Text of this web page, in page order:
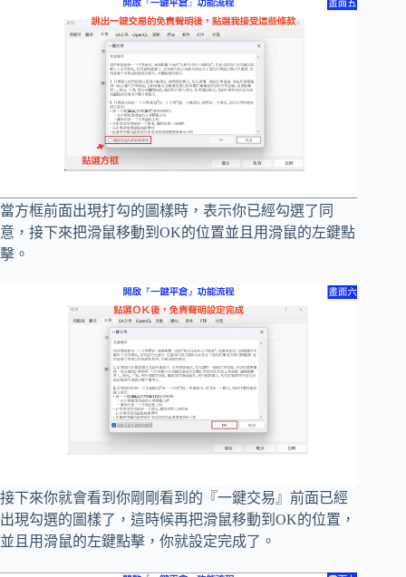
當方框前面出現打勾的圖樣時，表示你已經勾選了同
意，接下來把滑鼠移動到OK的位置並且用滑鼠的左鍵點
擊。
接下來你就會看到你剛剛看到的『一鍵交易』前面已經
出現勾選的圖樣了，這時候再把滑鼠移動到OK的位置，
並且用滑鼠的左鍵點擊，你就設定完成了。